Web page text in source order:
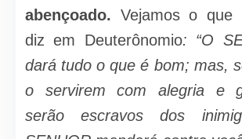
abençoado. Vejamos o que
diz em Deuterônomio: “O
dará tudo o que é bom; mas,
o servirem com alegria e
serão escravos dos